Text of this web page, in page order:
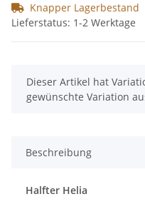
Knapper Lagerbestand
Lieferstatus: 1-2 Werktage
x
Dieser Artikel hat
gewünschte Variation
Beschreibung
Halfter Helia